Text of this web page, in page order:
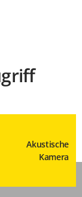
Akustische
Kamera